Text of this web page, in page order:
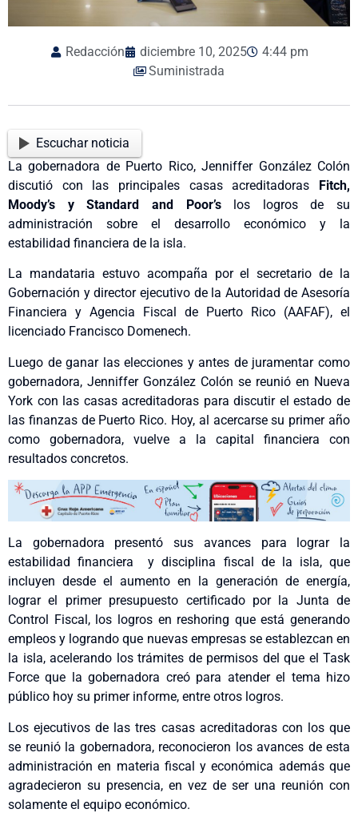
Redacción diciembre 10, 2025
4:44 pm
Suministrada
Escuchar noticia
La gobernadora de Puerto Rico, Jenniffer González Colón
discutió con las principales casas acreditadoras Fitch,
Moody’s y Standard and Poor’slos logros de su
administración sobre el desarrollo económico y la
estabilidad financiera de la isla.
La mandataria estuvo acompaña por el secretario de la
Gobernación y director ejecutivo de la Autoridad de Asesoría
Financiera y Agencia Fiscal de Puerto Rico (AAFAF), el
licenciado Francisco Domenech.
Luego de ganar las elecciones y antes de juramentar como
gobernadora, Jenniffer González Colón se reunió en Nueva
York con las casas acreditadoras para discutir el estado de
las finanzas de Puerto Rico. Hoy, al acercarse su primer año
como gobernadora, vuelve a la capital financiera con
resultados concretos.
La gobernadora presentó sus avances para lograr la
estabilidad financiera y disciplina fiscal de la isla, que
incluyen desde el aumento en la generación de energía,
lograr el primer presupuesto certificado por la Junta de
Control Fiscal, los logros en reshoring que está generando
empleos y logrando que nuevas empresas se establezcan en
la isla, acelerando los trámites de permisos del que el Task
Force que la gobernadora creó para atender el tema hizo
público hoy su primer informe, entre otros logros.
Los ejecutivos de las tres casas acreditadoras con los que
se reunió la gobernadora, reconocieron los avances de esta
administración en materia fiscal y económica además que
agradecieron su presencia, en vez de ser una reunión con
solamente el equipo económico.